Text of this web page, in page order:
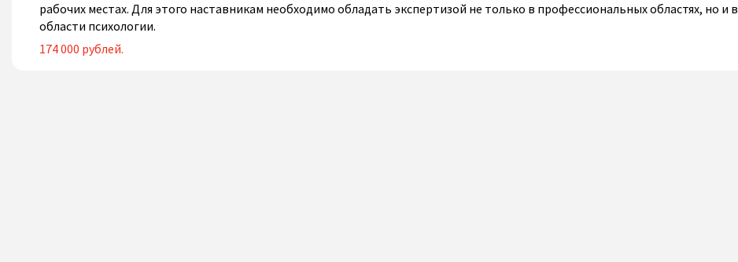
рабочих местах. Для этого наставникам необходимо обладать экспертизой не только в профессиональных областях, но и в
области психологии.
174 000 рублей.